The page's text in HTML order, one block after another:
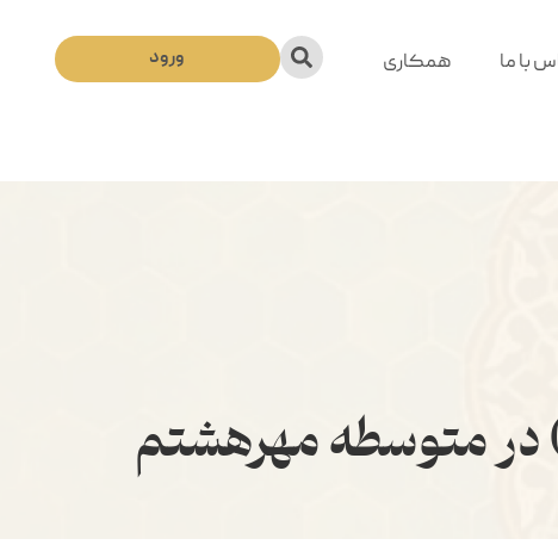
با ما
همکاری
ورود
در متوسطه مهرهشتم